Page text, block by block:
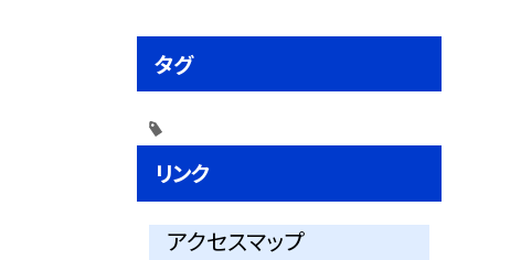
タグ
リンク
アクセスマップ